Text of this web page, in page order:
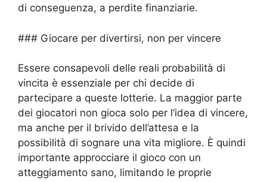
di conseguenza, a perdite finanziarie.
### Giocare per divertirsi, non per vincere
Essere consapevoli delle reali probabilità di
vincita è essenziale per chi decide di
partecipare a queste lotterie. La maggior parte
dei giocatori non gioca solo per l’idea di vincere,
ma anche per il brivido dell’attesa e la
possibilità di sognare una vita migliore. È quindi
importante approcciare il gioco con un
atteggiamento sano, limitando le proprie